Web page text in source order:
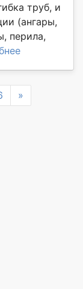
труб, и
(ангары,
перила,
»